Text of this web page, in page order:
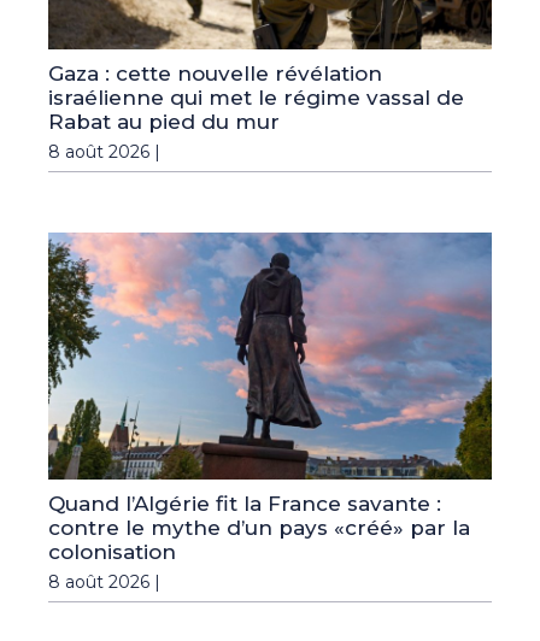
Gaza : cette nouvelle révélation
israélienne qui met le régime vassal de
Rabat au pied du mur
8 août 2026 |
Quand l’Algérie fit la France savante :
contre le mythe d’un pays «créé» par la
colonisation
8 août 2026 |